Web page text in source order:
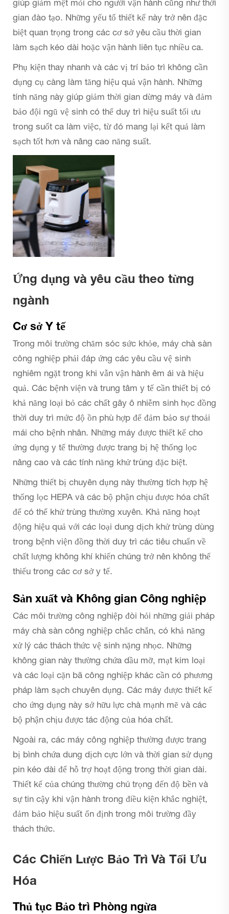
giúp giảm mệt mỏi cho người vận hành cũng như thời
gian đào tạo. Những yếu tố thiết kế này trở nên đặc
biệt quan trọng trong các cơ sở yêu cầu thời gian
làm sạch kéo dài hoặc vận hành liên tục nhiều ca.
Phụ kiện thay nhanh và các vị trí bảo trì không cần
dụng cụ càng làm tăng hiệu quả vận hành. Những
tính năng này giúp giảm thời gian dừng máy và đảm
bảo đội ngũ vệ sinh có thể duy trì hiệu suất tối ưu
trong suốt ca làm việc, từ đó mang lại kết quả làm
sạch tốt hơn và nâng cao năng suất.
Ứng dụng và yêu cầu theo từng
ngành
Cơ sở Y tế
Trong môi trường chăm sóc sức khỏe, máy chà sàn
công nghiệp phải đáp ứng các yêu cầu vệ sinh
nghiêm ngặt trong khi vẫn vận hành êm ái và hiệu
quả. Các bệnh viện và trung tâm y tế cần thiết bị có
khả năng loại bỏ các chất gây ô nhiễm sinh học đồng
thời duy trì mức độ ồn phù hợp để đảm bảo sự thoải
mái cho bệnh nhân. Những máy được thiết kế cho
ứng dụng y tế thường được trang bị hệ thống lọc
nâng cao và các tính năng khử trùng đặc biệt.
Những thiết bị chuyên dụng này thường tích hợp hệ
thống lọc HEPA và các bộ phận chịu được hóa chất
để có thể khử trùng thường xuyên. Khả năng hoạt
động hiệu quả với các loại dung dịch khử trùng dùng
trong bệnh viện đồng thời duy trì các tiêu chuẩn về
chất lượng không khí khiến chúng trở nên không thể
thiếu trong các cơ sở y tế.
Sản xuất và Không gian Công nghiệp
Các môi trường công nghiệp đòi hỏi những giải pháp
máy chà sàn công nghiệp chắc chắn, có khả năng
xử lý các thách thức vệ sinh nặng nhọc. Những
không gian này thường chứa dầu mỡ, mạt kim loại
và các loại cặn bã công nghiệp khác cần có phương
pháp làm sạch chuyên dụng. Các máy được thiết kế
cho ứng dụng này sở hữu lực chà mạnh mẽ và các
bộ phận chịu được tác động của hóa chất.
Ngoài ra, các máy công nghiệp thường được trang
bị bình chứa dung dịch cực lớn và thời gian sử dụng
pin kéo dài để hỗ trợ hoạt động trong thời gian dài.
Thiết kế của chúng thường chú trọng đến độ bền và
sự tin cậy khi vận hành trong điều kiện khắc nghiệt,
đảm bảo hiệu suất ổn định trong môi trường đầy
thách thức.
Các Chiến Lược Bảo Trì Và Tối Ưu
Hóa
Thủ tục Bảo trì Phòng ngừa